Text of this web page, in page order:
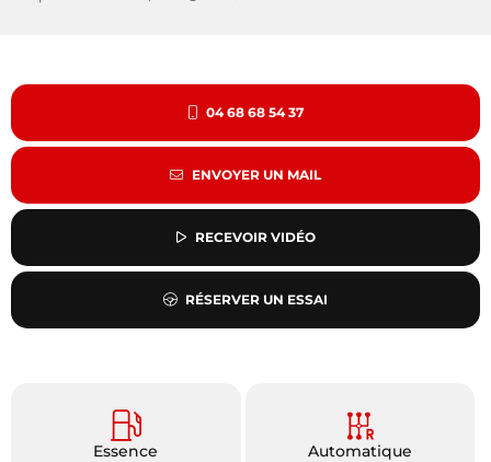
04 68 68 54 37
ENVOYER UN MAIL
RECEVOIR VIDÉO
RÉSERVER UN ESSAI
Essence Automatique